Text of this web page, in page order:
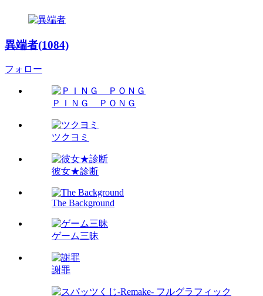
異端者(1084)
フォロー
ＰＩＮＧ ＰＯＮＧ
ツクヨミ
彼女★診断
The Background
ゲーム三昧
謝罪